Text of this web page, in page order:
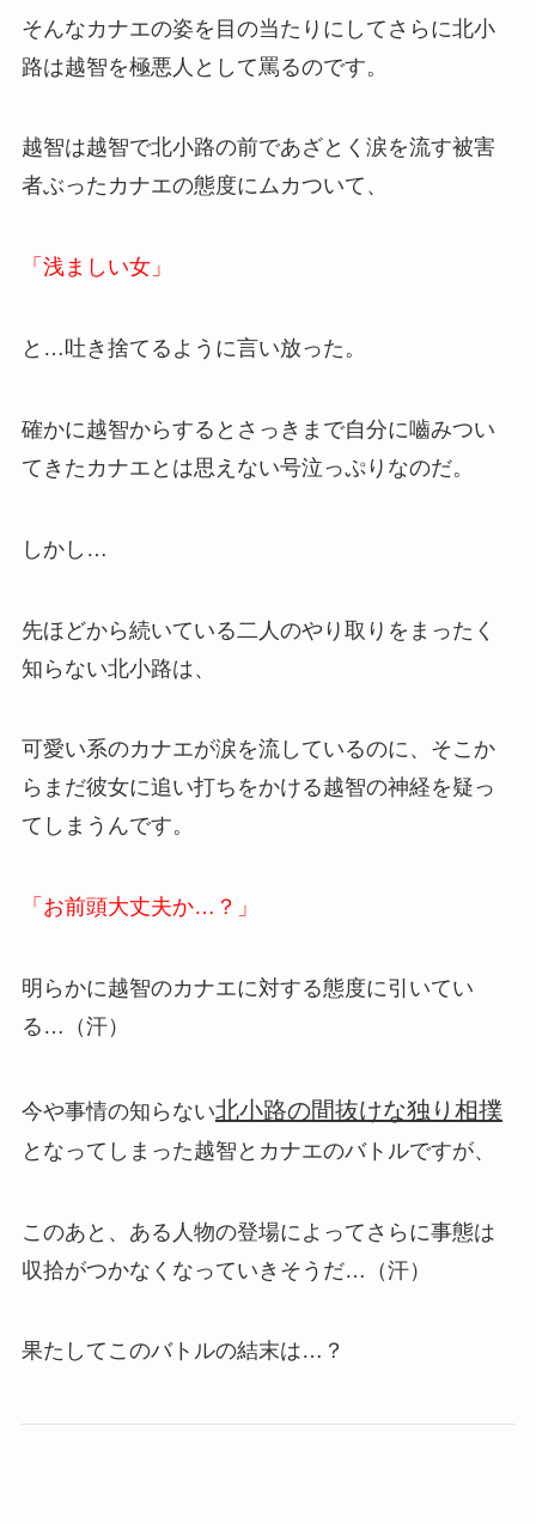
そんなカナエの姿を目の当たりにしてさらに北小
路は越智を極悪人として罵るのです。
越智は越智で北小路の前であざとく涙を流す被害
者ぶったカナエの態度にムカついて、
「浅ましい女」
と…吐き捨てるように言い放った。
確かに越智からするとさっきまで自分に嚙みつい
てきたカナエとは思えない号泣っぷりなのだ。
しかし…
先ほどから続いている二人のやり取りをまったく
知らない北小路は、
可愛い系のカナエが涙を流しているのに、そこか
らまだ彼女に追い打ちをかける越智の神経を疑っ
てしまうんです。
「お前頭大丈夫か…？」
明らかに越智のカナエに対する態度に引いてい
る…（汗）
今や事情の知らない北小路の間抜けな独り相撲
となってしまった越智とカナエのバトルですが、
このあと、ある人物の登場によってさらに事態は
収拾がつかなくなっていきそうだ…（汗）
果たしてこのバトルの結末は…？